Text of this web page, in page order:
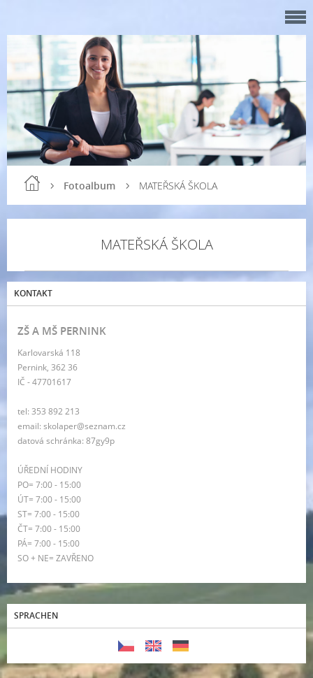
Fotoalbum MATEŘSKÁ ŠKOLA
MATEŘSKÁ ŠKOLA
KONTAKT
ZŠ A MŠ PERNINK
Karlovarská 118
Pernink, 362 36
IČ - 47701617
tel: 353 892 213
email: skolaper@seznam.cz
datová schránka: 87gy9p
ÚŘEDNÍ HODINY
PO= 7:00 - 15:00
ÚT= 7:00 - 15:00
ST= 7:00 - 15:00
ČT= 7:00 - 15:00
PÁ= 7:00 - 15:00
SO + NE= ZAVŘENO
SPRACHEN